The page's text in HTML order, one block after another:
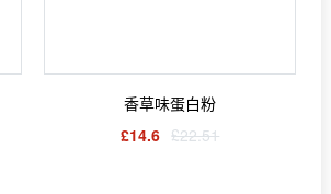
香草味蛋白粉
£14.6 £22.51